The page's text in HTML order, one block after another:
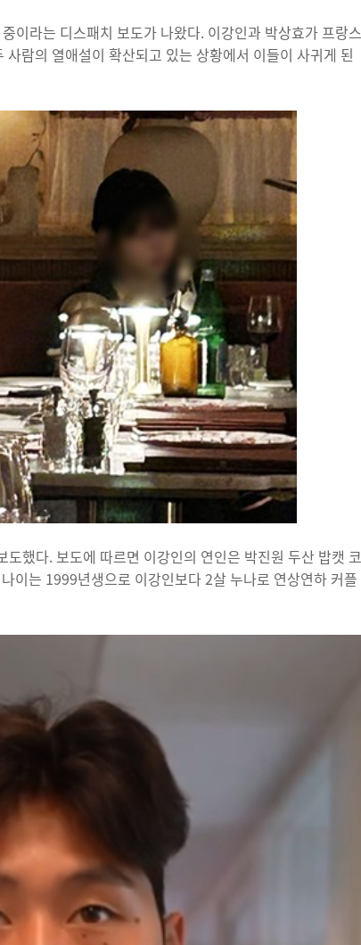
이라는 디스패치 보도가 나왔다. 이강인과 박상효가 프랑스
람의 열애설이 확산되고 있는 상황에서 이들이 사귀게 된
했다. 보도에 따르면 이강인의 연인은 박진원 두산 밥캣 코
이는 1999년생으로 이강인보다 2살 누나로 연상연하 커플